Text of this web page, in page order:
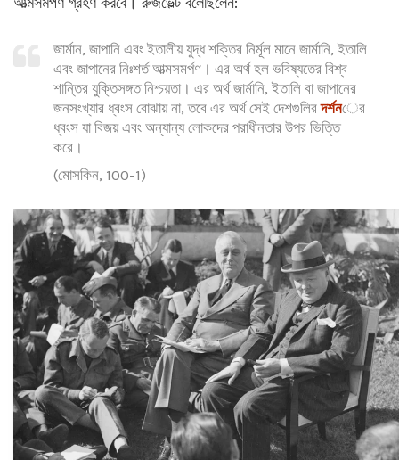
জার্মান, জাপানি এবং ইতালীয় যুদ্ধ শক্তির নির্মূল মানে জার্মানি, ইতালি
এবং জাপানের নিঃশর্ত আত্মসমর্পণ। এর অর্থ হল ভবিষ্যতের বিশ্ব
শান্তির যুক্তিসঙ্গত নিশ্চয়তা। এর অর্থ জার্মানি, ইতালি বা জাপানের
জনসংখ্যার ধ্বংস বোঝায় না, তবে এর অর্থ সেই দেশগুলিরদর্শনের
ধ্বংস যা বিজয় এবং অন্যান্য লোকদের পরাধীনতার উপর ভিত্তি
করে।
(মোসকিন, 100-1)